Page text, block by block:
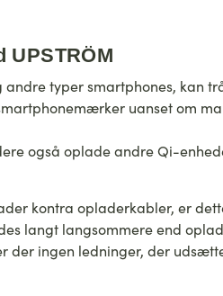
UPSTRÖM
typer smartphones, kan
uanset om
også oplade andre Qi-
kontra opladerkabler, er
langt langsommere end
der ingen ledninger, der